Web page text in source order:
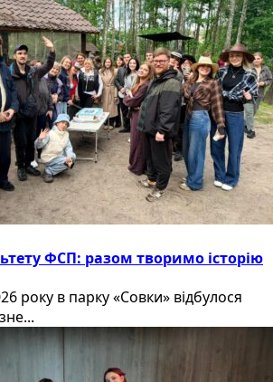
ФСП: разом творимо історію
року в парку «Совки» відбулося